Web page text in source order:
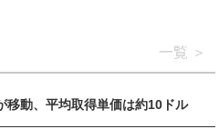
一覧
移動、平均取得単価は約10ドル